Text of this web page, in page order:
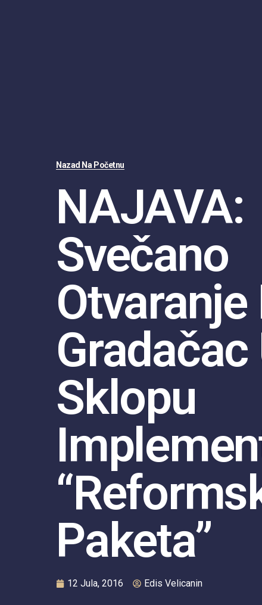
Nazad Na Početnu
NAJAVA:
Svečano
Gradačac
Sklopu
Paketa”
12 Jula, 2016 Edis Velicanin